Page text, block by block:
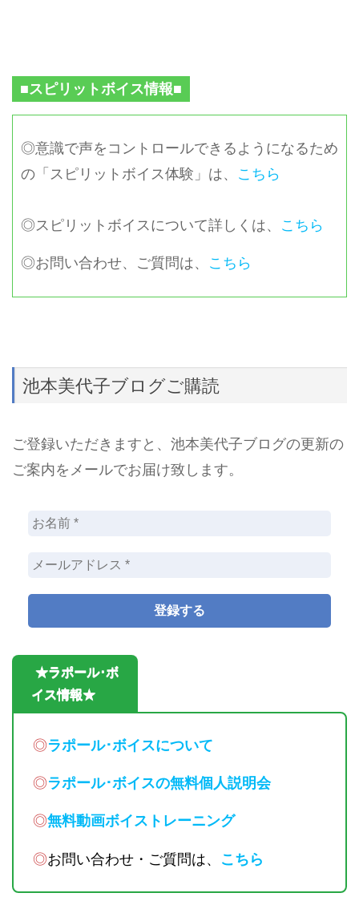
■スピリットボイス情報■
◎意識で声をコントロールできるようになるため
の「スピリットボイス体験」は、 こちら
◎スピリットボイスについて詳しくは、 こちら
◎お問い合わせ、ご質問は、 こちら
池本美代子ブログご購読
ご登録いただきますと、池本美代子ブログの更新の
ご案内をメールでお届け致します。
★ラポール･ボ
イス情報★
◎ラポール･ボイスについて
◎ラポール･ボイスの無料個人説明会
◎無料動画ボイストレーニング
◎お問い合わせ・ご質問は、 こちら